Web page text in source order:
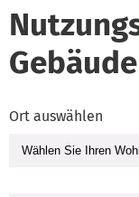
Ort auswählen